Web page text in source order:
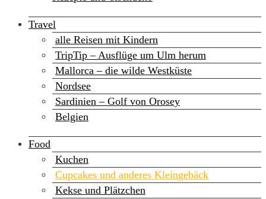
Travel
alle Reisen mit Kindern
TripTip – Ausflüge um Ulm herum
Mallorca – die wilde Westküste
Nordsee
Sardinien – Golf von Orosey
Belgien
Food
Kuchen
Cupcakes und anderes Kleingebäck
Kekse und Plätzchen